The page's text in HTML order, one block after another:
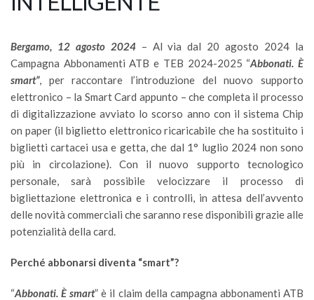
Bergamo, 12 agosto 2024– Al via dal 20 agosto 2024 la
Campagna Abbonamenti ATB e TEB 2024-2025 “Abbonati. È
smart”, per raccontare l’introduzione del nuovo supporto
elettronico – la Smart Card appunto – che completa il processo
di digitalizzazione avviato lo scorso anno con il sistema Chip
on paper (il biglietto elettronico ricaricabile che ha sostituito i
biglietti cartacei usa e getta, che dal 1° luglio 2024 non sono
più in circolazione). Con il nuovo supporto tecnologico
personale, sarà possibile velocizzare il processo di
bigliettazione elettronica e i controlli, in attesa dell’avvento
delle novità commerciali che saranno rese disponibili grazie alle
potenzialità della card.
Perché abbonarsi diventa “smart”?
“Abbonati. È smart” è il claim della campagna abbonamenti ATB